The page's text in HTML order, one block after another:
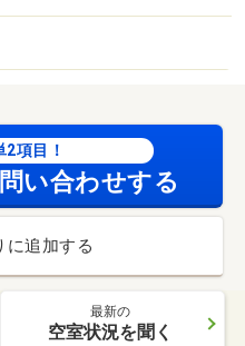
2項目！
い合わせする
に追加する
最新の
空室状況を聞く